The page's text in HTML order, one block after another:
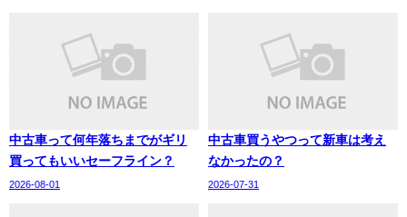
中古車って何年落ちまでがギリ
買ってもいいセーフライン？
2026-08-01
中古車買うやつって新車は考え
なかったの？
2026-07-31